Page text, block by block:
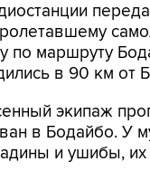
по маршруту
в 90 км от
экипаж
в Бодайбо. У
и ушибы, их